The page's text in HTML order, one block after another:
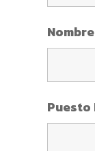
Puesto